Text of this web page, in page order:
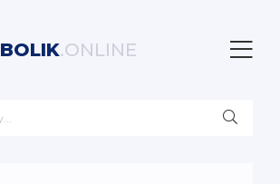
BOLIK.ONLINE